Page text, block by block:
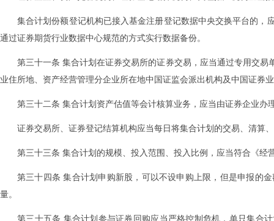
集合计划份额登记机构已接入基金注册登记数据中央交换平台的
通过证券期货行业数据中心规范的方式实行数据备份。
第三十一条 集合计划在证券交易所的证券交易，应当通过专用交
业住所地、资产经营管理分企业所在地中国证监会派出机构及中国证券
第三十二条 集合计划资产估值等会计核算业务，应当由证券企业办
证券交易所、证券登记结算机构应当每日将集合计划的交易、清算
第三十三条 集合计划的规模、投入范围、投入比例，应当符合《
第三十四条 集合计划申购新股，可以不设申购上限，但是申报的
量。
第三十五条 集合计划参与证券回购应当严格控制危机，单只集合